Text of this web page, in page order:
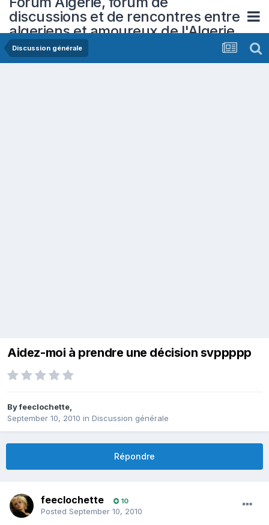
discussions et de rencontres entre
algeriens et amoureux de l'Algerie
Discussion générale
Aidez-moi à prendre une décision svppppp
Byfeeclochette,
September 10, 2010 in Discussion générale
Répondre
feeclochette 10
Posted September 10, 2010